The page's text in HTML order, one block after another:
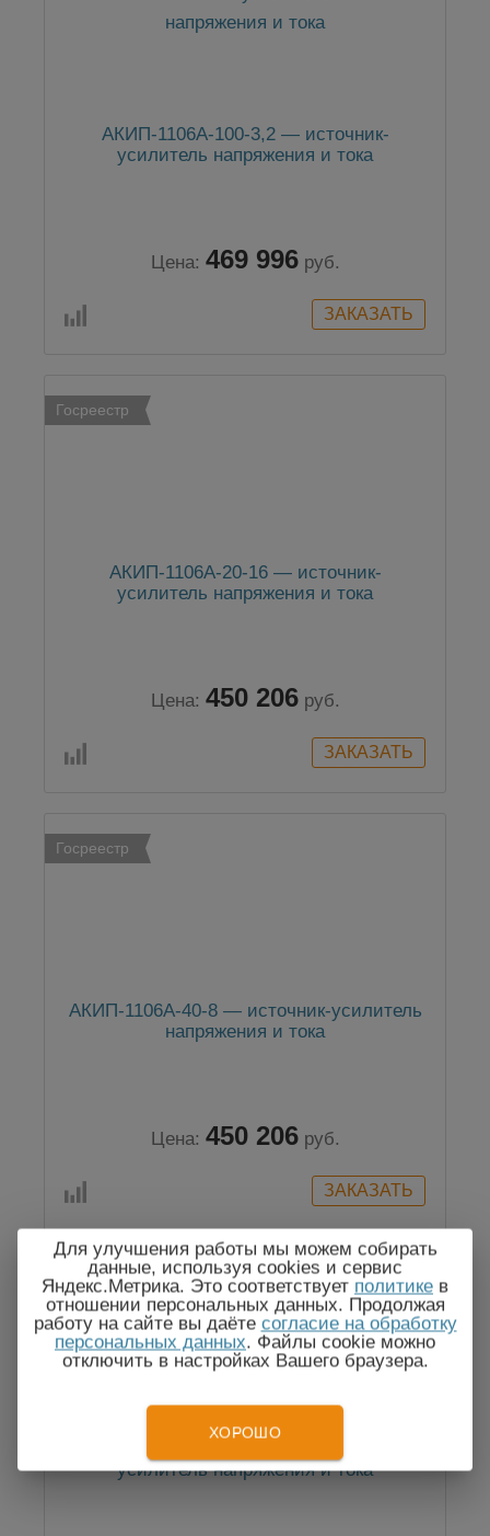
АКИП-1106A-100-3,2 — источник-
усилитель напряжения и тока
Цена: 469 996 руб.
Госреестр
АКИП-1106A-20-16 — источник-
усилитель напряжения и тока
Цена: 450 206 руб.
Госреестр
АКИП-1106A-40-8 — источник-усилитель
напряжения и тока
Цена: 450 206 руб.
Госреестр
усилитель напряжения и тока
Для улучшения работы мы можем собирать
данные, используя cookies и сервис
Яндекс.Метрика. Это соответствует политике в
отношении персональных данных. Продолжая
работу на сайте вы даёте согласие на обработку
персональных данных. Файлы cookie можно
отключить в настройках Вашего браузера.
ХОРОШО